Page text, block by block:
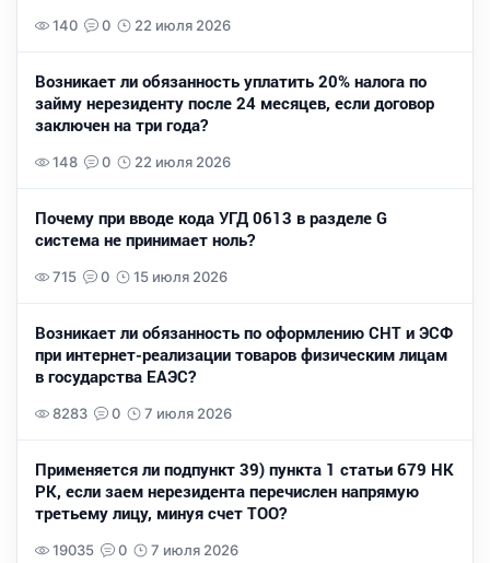
140 0 22 июля 2026
Возникает ли обязанность уплатить 20% налога по
займу нерезиденту после 24 месяцев, если договор
заключен на три года?
148 0 22 июля 2026
Почему при вводе кода УГД 0613 в разделе G
система не принимает ноль?
715 0 15 июля 2026
Возникает ли обязанность по оформлению СНТ и ЭСФ
при интернет-реализации товаров физическим лицам
в государства ЕАЭС?
8283 0 7 июля 2026
Применяется ли подпункт 39) пункта 1 статьи 679 НК
РК, если заем нерезидента перечислен напрямую
третьему лицу, минуя счет ТОО?
19035 0 7 июля 2026